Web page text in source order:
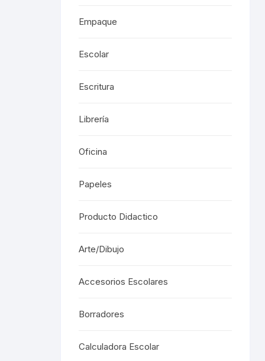
Empaque
Escolar
Escritura
Librería
Oficina
Papeles
Producto Didactico
Arte/Dibujo
Accesorios Escolares
Borradores
Calculadora Escolar